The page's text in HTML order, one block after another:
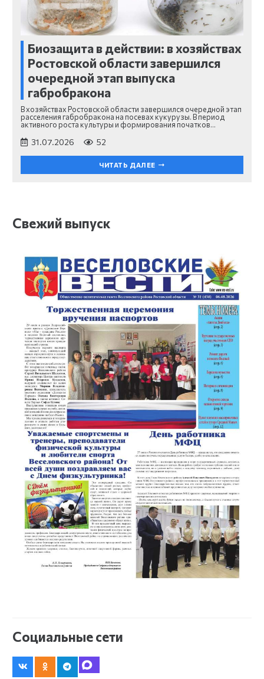
Биозащита в действии: в хозяйствах
Ростовской области завершился
очередной этап выпуска
габробракона
В хозяйствах Ростовской области завершился очередной этап
расселения габробракона на посевах кукурузы. В период
активного роста культуры и формирования початков…
31.07.2026 52
ЧИТАТЬ ДАЛЕЕ
Свежий выпуск
Социальные сети